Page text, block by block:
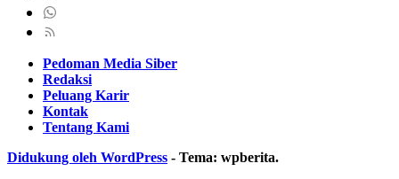
Pedoman Media Siber
Redaksi
Peluang Karir
Kontak
Tentang Kami
Didukung oleh WordPress - Tema: wpberita.